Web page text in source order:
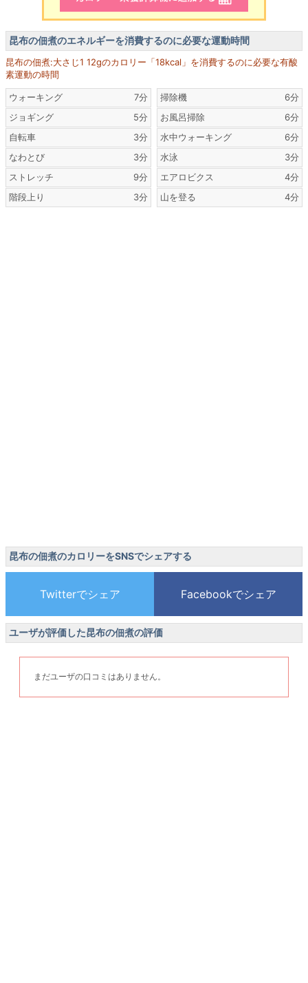
昆布の佃煮のエネルギーを消費するのに必要な運動時間
昆布の佃煮:大さじ1 12gのカロリー「18kcal」を消費するのに必要な有酸
素運動の時間
ウォーキング
7分
ジョギング
5分
自転車
3分
なわとび
3分
ストレッチ
9分
階段上り
3分
掃除機
6分
お風呂掃除
6分
水中ウォーキング
6分
水泳
3分
エアロビクス
4分
山を登る
4分
昆布の佃煮のカロリーをSNSでシェアする
ユーザが評価した昆布の佃煮の評価
まだユーザの口コミはありません。